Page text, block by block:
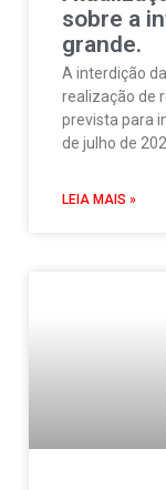
sobre a
grande.
A interdição
realização de
prevista para
de julho de
LEIA MAIS »